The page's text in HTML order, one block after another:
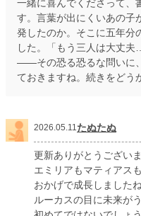
一緒に喜んでくださって、
す。言葉が出にくいあの子
発したのか。そこに五年分
した。「もう三人は大丈
——その恐る恐るな問いに
ておきますね。続きをどう
2026.05.11たぬたぬ
更新ありがとうござい
エミリアもマティアス
おかげで成長しました
ルーカスの目に未来が